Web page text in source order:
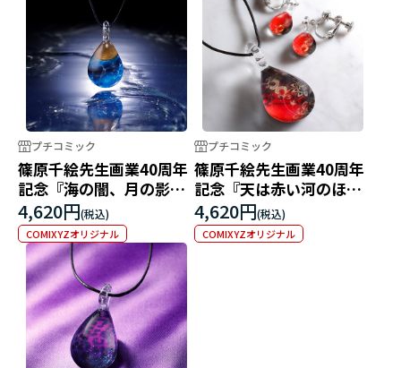
プチコミック
篠原千絵先生画業40周年
記念『海の闇、月の影』
グラスジュエリー
4,620円
COMIXYZオリジナル
プチコミック
篠原千絵先生画業40周年
記念『天は赤い河のほと
り』グラスジュエリー
4,620円
COMIXYZオリジナル